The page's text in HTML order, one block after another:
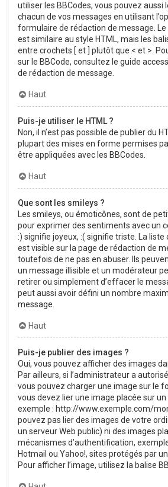
utiliser les BBCodes, vous pouvez aussi
chacun de vos messages en utilisant
formulaire de rédaction de message.
est similaire au style HTML, mais les
entre crochets [ et ] plutôt que < et >.
sur le BBCode, consultez le guide
de rédaction de message.
Haut
Puis-je utiliser le HTML ?
Non, il n’est pas possible de publier du
plupart des mises en forme permises
être appliquées avec les BBCodes.
Haut
Que sont les smileys ?
Les smileys, ou émoticônes, sont de
pour exprimer des sentiments avec un
:) signifie joyeux, :( signifie triste. La
est visible sur la page de rédaction de
toutefois de ne pas en abuser. Ils
un message illisible et un modérateur
retirer ou simplement d’effacer le
peut aussi avoir défini un nombre
message.
Haut
Puis-je publier des images ?
Oui, vous pouvez afficher des images
Par ailleurs, si l’administrateur a
vous pouvez charger une image sur le
vous devez lier une image placée sur un
exemple : http://www.exemple.com/
pouvez pas lier des images de votre
un serveur Web public) ni des images
mécanismes d’authentification,
Hotmail ou Yahoo!, sites protégés par
Pour afficher l’image, utilisez la balise